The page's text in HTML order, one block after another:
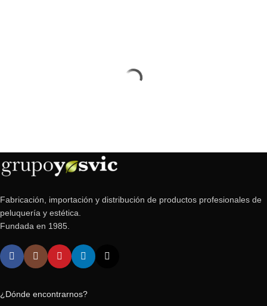
Fabricación, importación y distribución de productos profesionales de
peluquería y estética.
Fundada en 1985.
¿Dónde encontrarnos?